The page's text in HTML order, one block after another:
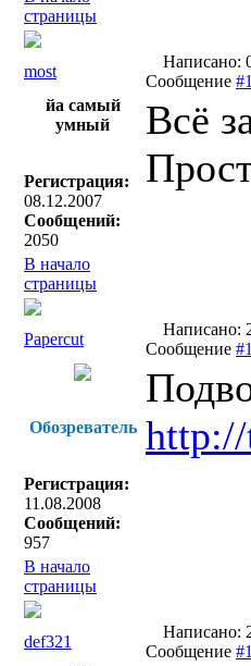
страницы
most
Написано:
Сообщение
йа самый
умный
Регистрация:
08.12.2007
Сообщений:
2050
Всё
В начало
страницы
Papercut
Написано:
Сообщение
Обозреватель
Регистрация:
11.08.2008
Сообщений:
957
В начало
страницы
def321
Написано:
Сообщение